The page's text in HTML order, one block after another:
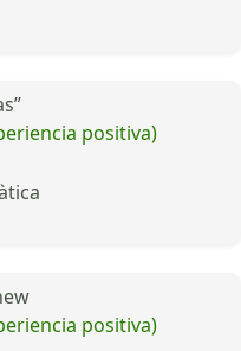
positiva)
positiva)